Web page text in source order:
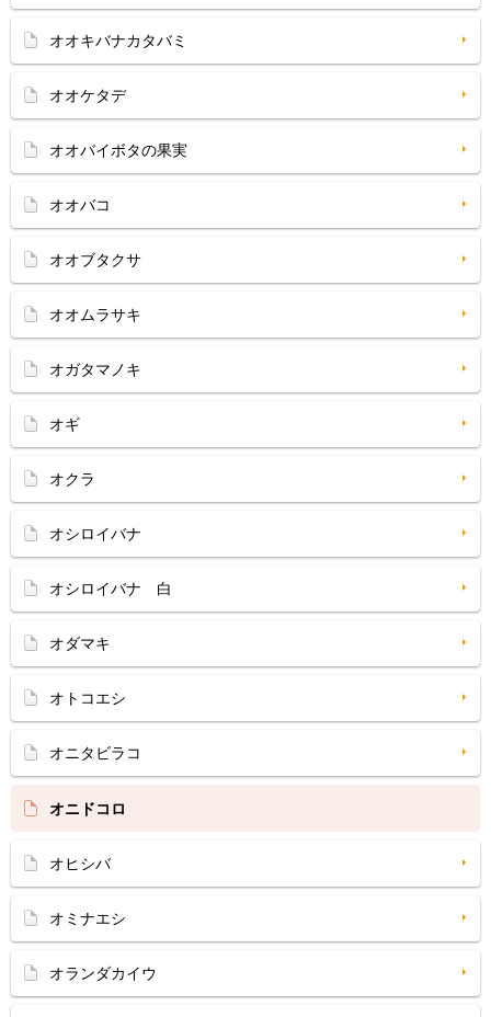
オオキバナカタバミ
オオケタデ
オオバイボタの果実
オオバコ
オオブタクサ
オオムラサキ
オガタマノキ
オギ
オクラ
オシロイバナ
オシロイバナ 白
オダマキ
オトコエシ
オニタビラコ
オニドコロ
オヒシバ
オミナエシ
オランダカイウ